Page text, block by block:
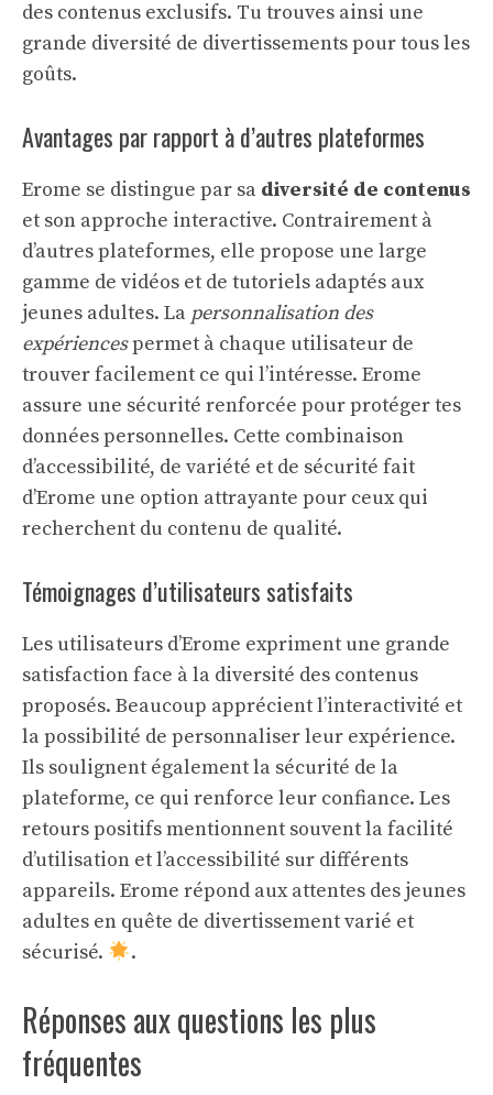
des contenus exclusifs. Tu trouves ainsi une
grande diversité de divertissements pour tous les
goûts.
Avantages par rapport à d’autres plateformes
Erome se distingue par sa diversité de contenus
et son approche interactive. Contrairement à
d’autres plateformes, elle propose une large
gamme de vidéos et de tutoriels adaptés aux
jeunes adultes. La personnalisation des
expériencespermet à chaque utilisateur de
trouver facilement ce qui l’intéresse. Erome
assure une sécurité renforcée pour protéger tes
données personnelles. Cette combinaison
d’accessibilité, de variété et de sécurité fait
d’Erome une option attrayante pour ceux qui
recherchent du contenu de qualité.
Témoignages d’utilisateurs satisfaits
Les utilisateurs d’Erome expriment une grande
satisfaction face à la diversité des contenus
proposés. Beaucoup apprécient l’interactivité et
la possibilité de personnaliser leur expérience.
Ils soulignent également la sécurité de la
plateforme, ce qui renforce leur confiance. Les
retours positifs mentionnent souvent la facilité
d’utilisation et l’accessibilité sur différents
appareils. Erome répond aux attentes des jeunes
adultes en quête de divertissement varié et
sécurisé.
.
Réponses aux questions les plus
fréquentes